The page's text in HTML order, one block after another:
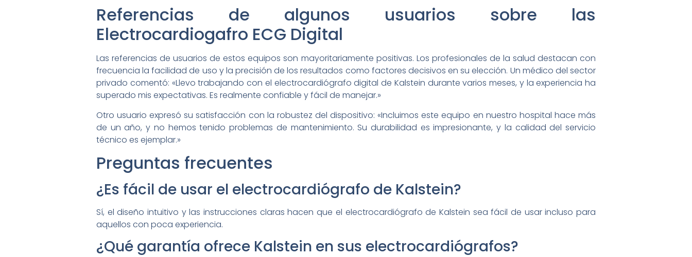
Referencias de algunos usuarios sobre las
Electrocardiogafro ECG Digital
Las referencias de usuarios de estos equipos son mayoritariamente positivas. Los profesionales de la salud destacan con
frecuencia la facilidad de uso y la precisión de los resultados como factores decisivos en su elección. Un médico del sector
privado comentó: «Llevo trabajando con el electrocardiógrafo digital de Kalstein durante varios meses, y la experiencia ha
superado mis expectativas. Es realmente confiable y fácil de manejar.»
Otro usuario expresó su satisfacción con la robustez del dispositivo: «Incluimos este equipo en nuestro hospital hace más
de un año, y no hemos tenido problemas de mantenimiento. Su durabilidad es impresionante, y la calidad del servicio
técnico es ejemplar.»
Preguntas frecuentes
¿Es fácil de usar el electrocardiógrafo de Kalstein?
Sí, el diseño intuitivo y las instrucciones claras hacen que el electrocardiógrafo de Kalstein sea fácil de usar incluso para
aquellos con poca experiencia.
¿Qué garantía ofrece Kalstein en sus electrocardiógrafos?